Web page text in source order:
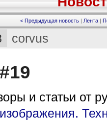
< Предыдущая новость | Лента |
corvus
и статьи от